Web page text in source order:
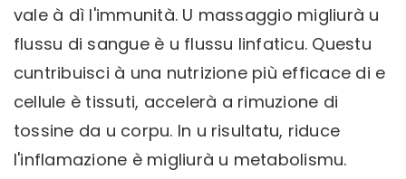
vale à dì l'immunità. U massaggio migliurà u
flussu di sangue è u flussu linfaticu. Questu
cuntribuisci à una nutrizione più efficace di e
cellule è tissuti, accelerà a rimuzione di
tossine da u corpu. In u risultatu, riduce
l'inflamazione è migliurà u metabolismu.